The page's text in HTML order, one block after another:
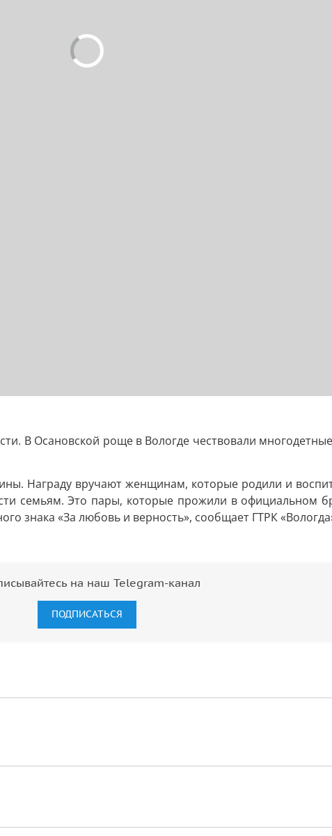
В Осановской роще в Вологде чествовали
Награду вручают женщинам, которые родили и
семьям. Это пары, которые прожили в официальном
знака «За любовь и верность», сообщает ГТРК
на наш Telegram-канал
ПОДПИСАТЬСЯ